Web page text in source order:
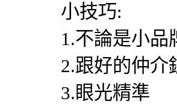
小技巧:
1.不論是小品
2.跟好的仲介
3.眼光精準